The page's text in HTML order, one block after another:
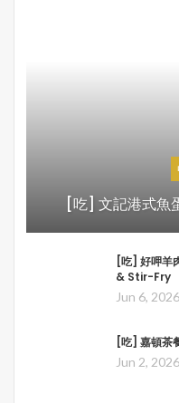
[吃] 文記港式
[吃] 好呷羊
& Stir-Fry
Jun 6, 2026
[吃] 嘉頓
Jun 2, 2026